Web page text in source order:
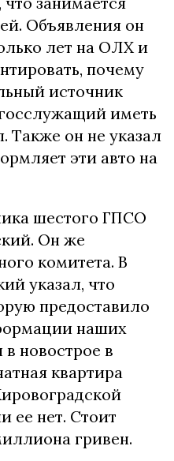
Объявления он
лет на ОЛХ и
почему
источник
иметь
Также он не указал
эти авто на
шестого ГПСО
Он же
комитета. В
указал, что
предоставило
наших
новострое в
квартира
ее нет. Стоит
гривен.